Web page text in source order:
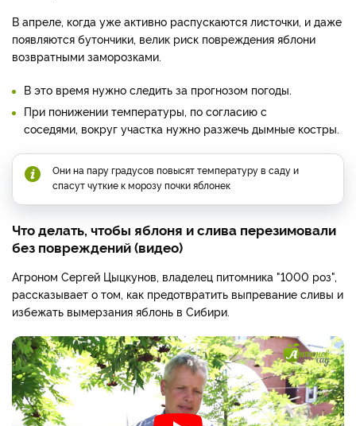
В апреле, когда уже активно распускаются листочки, и даже
появляются бутончики, велик риск повреждения яблони
возвратными заморозками.
В это время нужно следить за прогнозом погоды.
При понижении температуры, по согласию с
соседями, вокруг участка нужно разжечь дымные костры.
Они на пару градусов повысят температуру в саду и
спасут чуткие к морозу почки яблонек
Что делать, чтобы яблоня и слива перезимовали
без повреждений (видео)
Агроном Сергей Цыцкунов, владелец питомника "1000 роз",
рассказывает о том, как предотвратить выпревание сливы и
избежать вымерзания яблонь в Сибири.